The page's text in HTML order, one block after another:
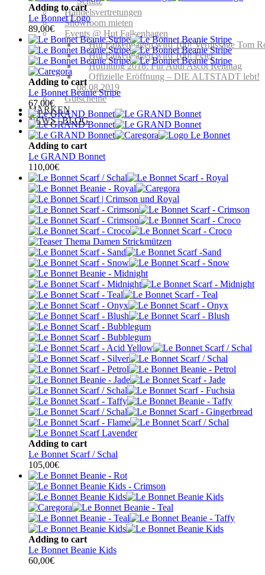
Handelsvertretungen
Showroom mieten
Events @ Hut Falkenhagen
Hut Falkenhagen wird 100! Vernissage Tom
Hut Falkenhagen wird 100! Feier
Hutfitting 2018: Für Audi Ascot Renntag
Offizielle Eröffnung – DIE ALTSTADT lebt!
08.08.2019
Gutscheine
MARKEN
NEWS | BLOG
Adding to cart
Le Bonnet Logo
89,00€
Adding to cart
Le Bonnet Beanie Stripe
67,00€
Adding to cart
Le GRAND Bonnet
110,00€
Adding to cart
Le Bonnet Scarf / Schal
105,00€
Adding to cart
Le Bonnet Beanie Kids
60,00€